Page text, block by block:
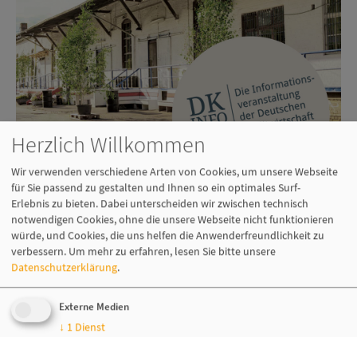
Nach über zwei Jahren Pandemie findet die
Informationsveranstaltung der Deutschen Kreditwirtschaft in Berlin
wieder in Präsenz statt. Sie dürfen sich auf eine Reihe von
spannenden Vorträgen und Diskussionen mit ausgewiesenen
Expert:innen zu den neuesten Entwicklungen aus der
Zahlungsverkehrsbranche freuen.
Gespannt dürfen Sie außerdem auf die diesjährigen Locations sein,
denn die Deutsche Kreditwirtschaft lädt in diesem Jahr in den alten
Herzlich Willkommen
Wir verwenden verschiedene Arten von Cookies, um unsere Webseite
für Sie passend zu gestalten und Ihnen so ein optimales Surf-
Erlebnis zu bieten. Dabei unterscheiden wir zwischen technisch
notwendigen Cookies, ohne die unsere Webseite nicht funktionieren
würde, und Cookies, die uns helfen die Anwenderfreundlichkeit zu
verbessern. Um mehr zu erfahren, lesen Sie bitte unsere
Datenschutzerklärung.
Externe Medien
↓ 1 Dienst